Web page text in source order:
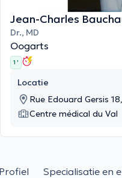
Jean-Charles
Dr., MD
Oogarts
1 '
Locatie
Rue Edouard Gersis
Centre médical du Val
Specialisatie en